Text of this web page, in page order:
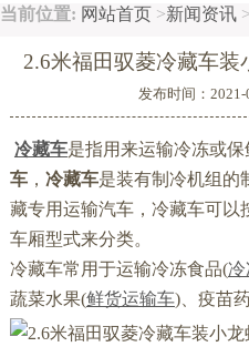
当前位置: 网站首页 >新闻资讯 >
2.6米福田驭菱冷藏车
发布时间：2021-
冷藏车是指用来运输冷冻或
车， 冷藏车是装有制冷机组的
藏专用运输汽车，冷藏车可以
车厢型式来分类。
冷藏车常用于运输冷冻食品(冷
蔬菜水果(鲜货运输车)、疫苗